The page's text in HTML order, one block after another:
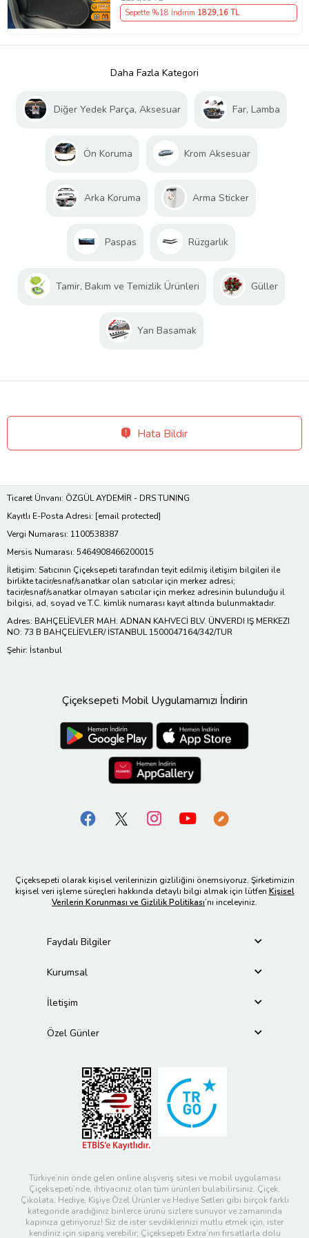
Sepette %18 İndirim 1829,16 TL
Daha Fazla Kategori
Diğer Yedek Parça, Aksesuar Far, Lamba
Ön Koruma Krom Aksesuar
Arka Koruma Arma Sticker
Paspas Rüzgarlık
Tamir, Bakım ve Temizlik Ürünleri Güller
Yan Basamak
Hata Bildir
Ticaret Ünvanı: ÖZGÜL AYDEMİR - DRS TUNING
Kayıtlı E-Posta Adresi: [email protected]
Vergi Numarası: 1100538387
Mersis Numarası: 5464908466200015
İletişim: Satıcının Çiçeksepeti tarafından teyit edilmiş iletişim bilgileri ile
birlikte tacir/esnaf/sanatkar olan satıcılar için merkez adresi;
tacir/esnaf/sanatkar olmayan satıcılar için merkez adresinin bulunduğu il
bilgisi, ad, soyad ve T.C. kimlik numarası kayıt altında bulunmaktadır.
Adres: BAHÇELİEVLER MAH. ADNAN KAHVECİ BLV. ÜNVERDI IŞ MERKEZI
NO: 73 B BAHÇELİEVLER/ İSTANBUL 1500047164/342/TUR
Şehir: İstanbul
Çiçeksepeti Mobil Uygulamamızı İndirin
Çiçeksepeti olarak kişisel verilerinizin gizliliğini önemsiyoruz. Şirketimizin
kişisel veri işleme süreçleri hakkında detaylı bilgi almak için lütfen Kişisel
Verilerin Korunması ve Gizlilik Politikası’nı inceleyiniz.
Faydalı Bilgiler
Kurumsal
İletişim
Özel Günler
Türkiye’nin önde gelen online alışveriş sitesi ve mobil uygulaması
Çiçeksepeti’nde, ihtiyacınız olan tüm ürünleri bulabilirsiniz. Çiçek,
Çikolata, Hediye, Kişiye Özel Ürünler ve Hediye Setleri gibi birçok farklı
kategoride aradığınız binlerce ürünü sizlere sunuyor ve zamanında
kapınıza getiriyoruz! Siz de ister sevdiklerinizi mutlu etmek için, ister
kendiniz için sipariş verebilir; Çiçeksepeti Extra’nın fırsatlarla dolu